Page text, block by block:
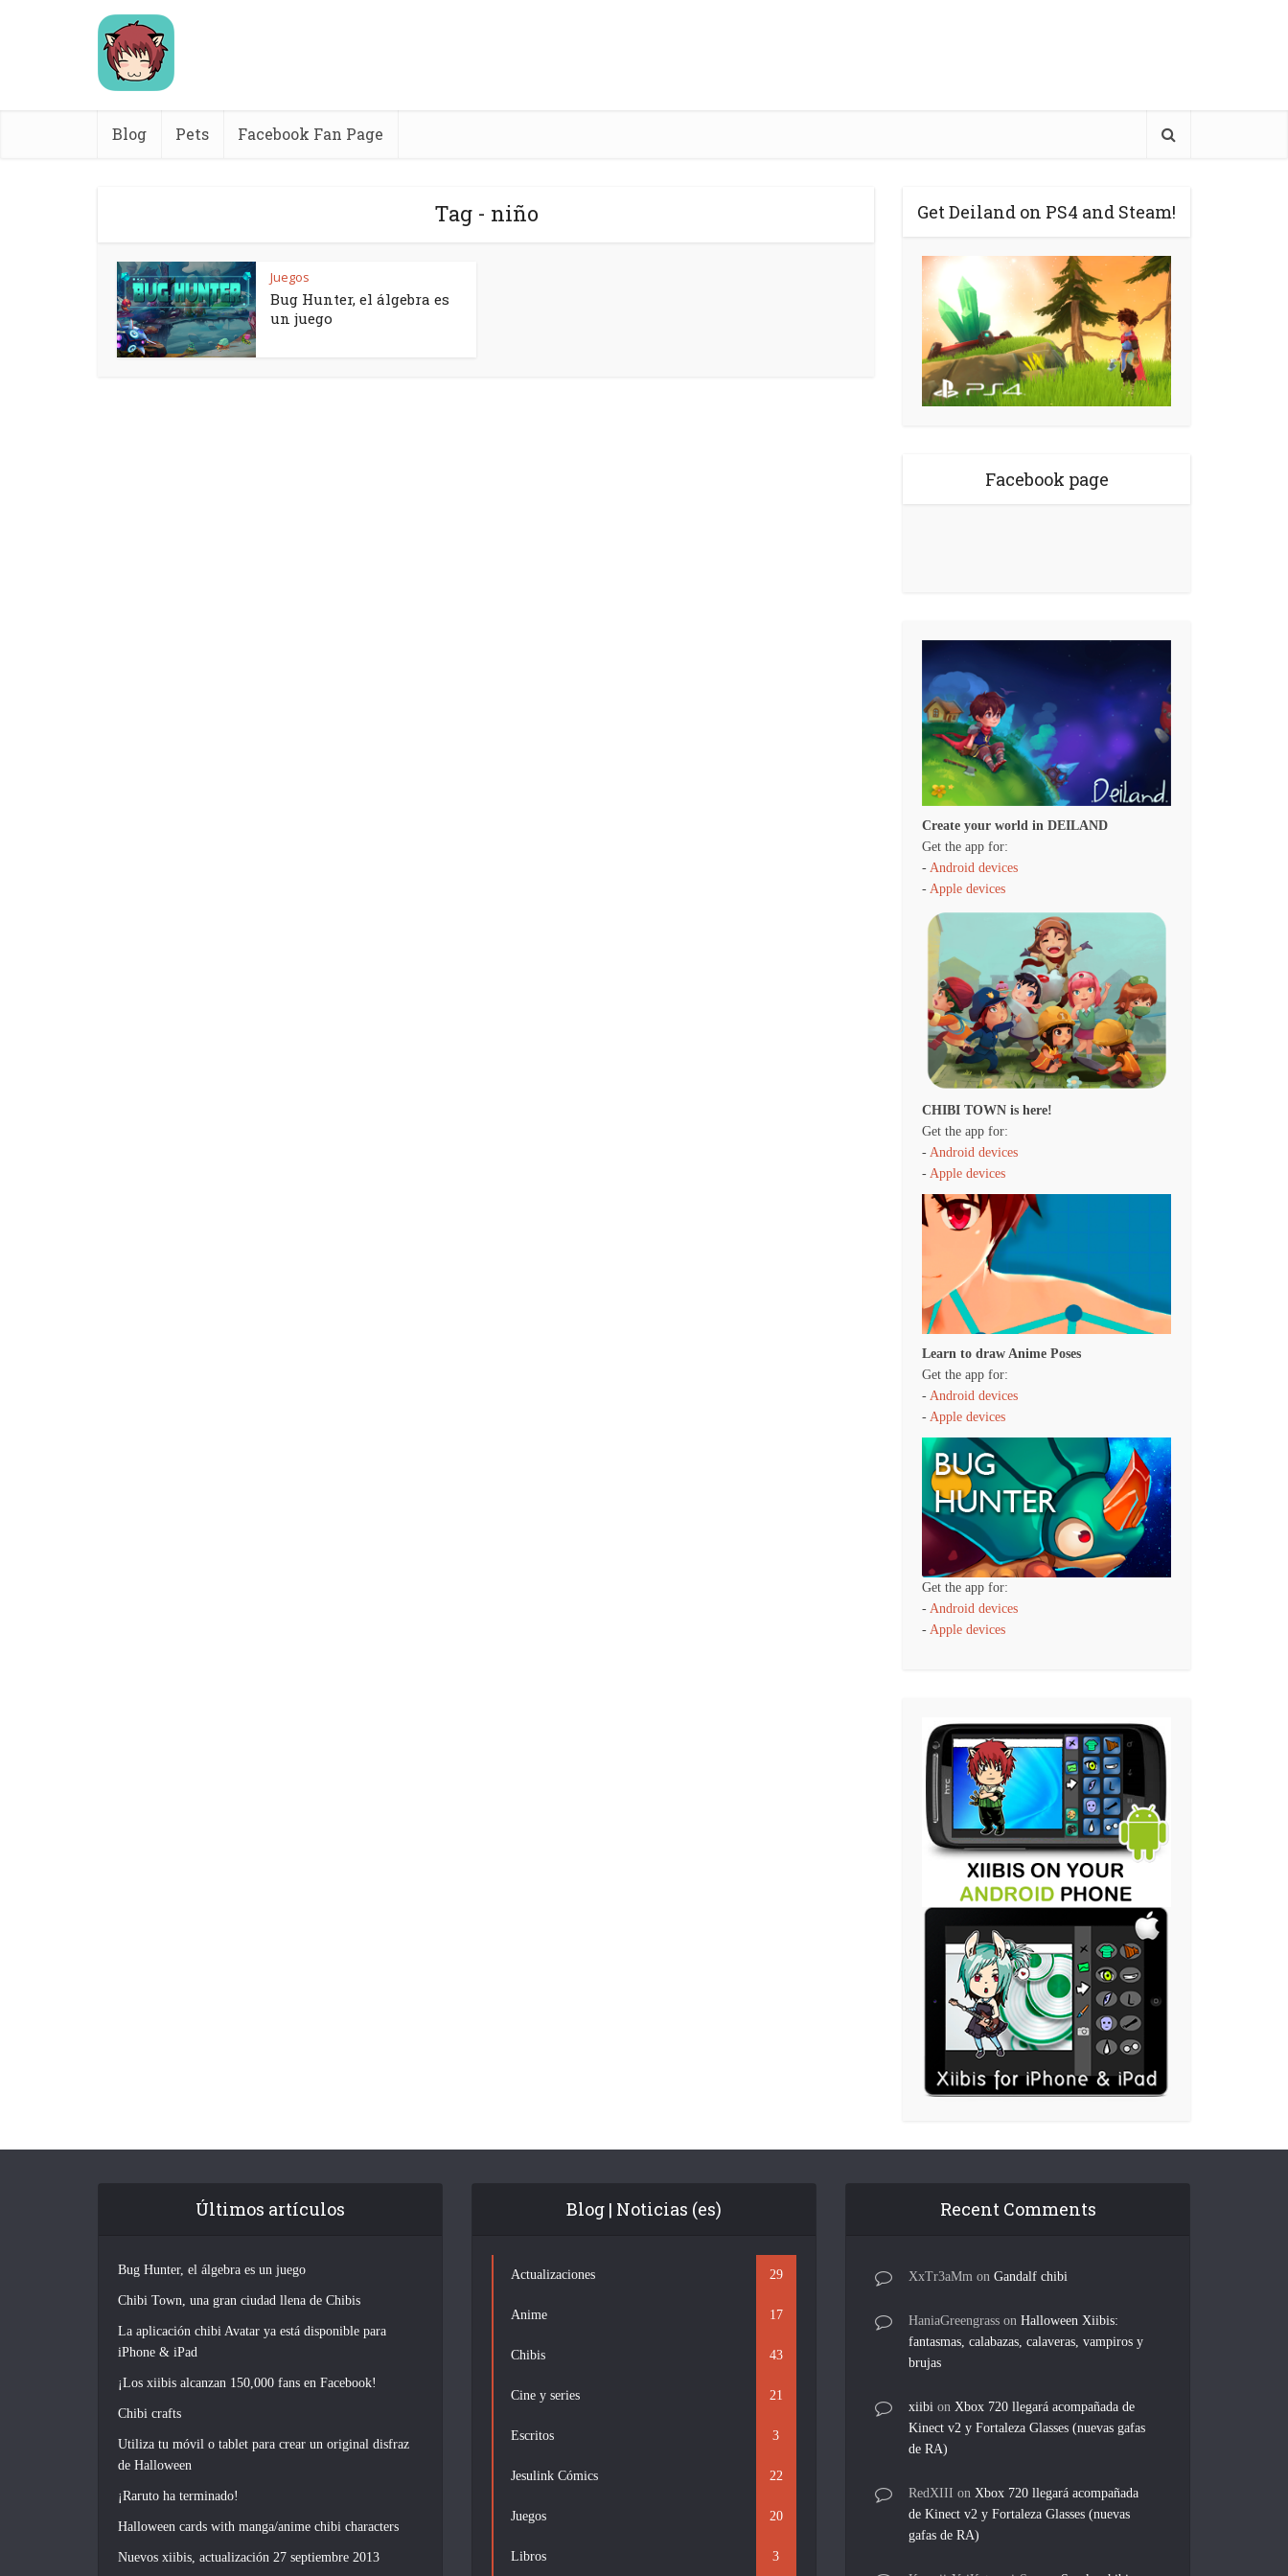
Blog Pets Facebook Fan Page
Tag - niño
Juegos
Bug Hunter, el álgebra es
un juego
Get Deiland on PS4 and Steam!
Facebook page
Create your world in DEILAND
Get the app for:
- Android devices
- Apple devices
CHIBI TOWN is here!
Get the app for:
- Android devices
- Apple devices
Learn to draw Anime Poses
Get the app for:
- Android devices
- Apple devices
Get the app for:
- Android devices
- Apple devices
Últimos artículos
Bug Hunter, el álgebra es un juego
Chibi Town, una gran ciudad llena de Chibis
La aplicación chibi Avatar ya está disponible para
iPhone & iPad
¡Los xiibis alcanzan 150,000 fans en Facebook!
Chibi crafts
Utiliza tu móvil o tablet para crear un original disfraz
de Halloween
¡Raruto ha terminado!
Halloween cards with manga/anime chibi characters
Nuevos xiibis, actualización 27 septiembre 2013
Blog | Noticias (es)
Actualizaciones 29
Anime 17
Chibis 43
Cine y series 21
Escritos 3
Jesulink Cómics 22
Juegos 20
Libros 3
Recent Comments
XxTr3aMm onGandalf chibi
HaniaGreengrass onHalloween Xiibis:
fantasmas, calabazas, calaveras, vampiros y
brujas
xiibi on Xbox 720 llegará acompañada de
Kinect v2 y Fortaleza Glasses (nuevas gafas
de RA)
RedXIII on Xbox 720 llegará acompañada
de Kinect v2 y Fortaleza Glasses (nuevas
gafas de RA)